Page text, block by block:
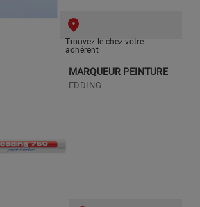
Trouvez le chez votre
adhérent
MARQUEUR PEINTURE
EDDING